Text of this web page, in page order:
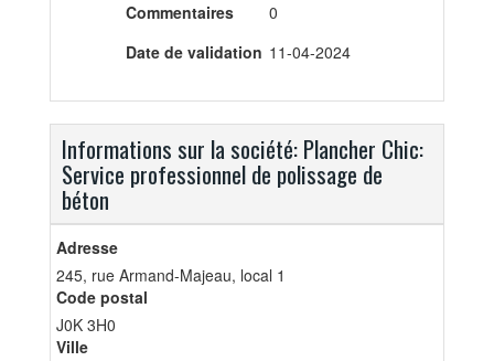
Commentaires
0
Date de validation 11-04-2024
Informations sur la société: Plancher Chic:
Service professionnel de polissage de
béton
Adresse
245, rue Armand-Majeau, local 1
Code postal
J0K 3H0
Ville